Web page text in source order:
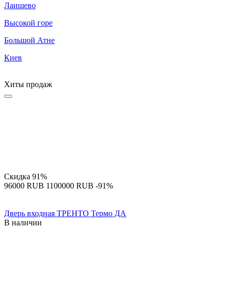
Лаишево
Высокой горе
Большой Атне
Киев
Хиты продаж
Скидка 91%
‍96000‍ RUB ‍1100000‍ RUB -91%
Дверь входная ТРЕНТО Термо ДА
В наличии